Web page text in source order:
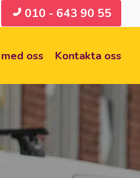
010 - 643 90 55
oss Kontakta oss